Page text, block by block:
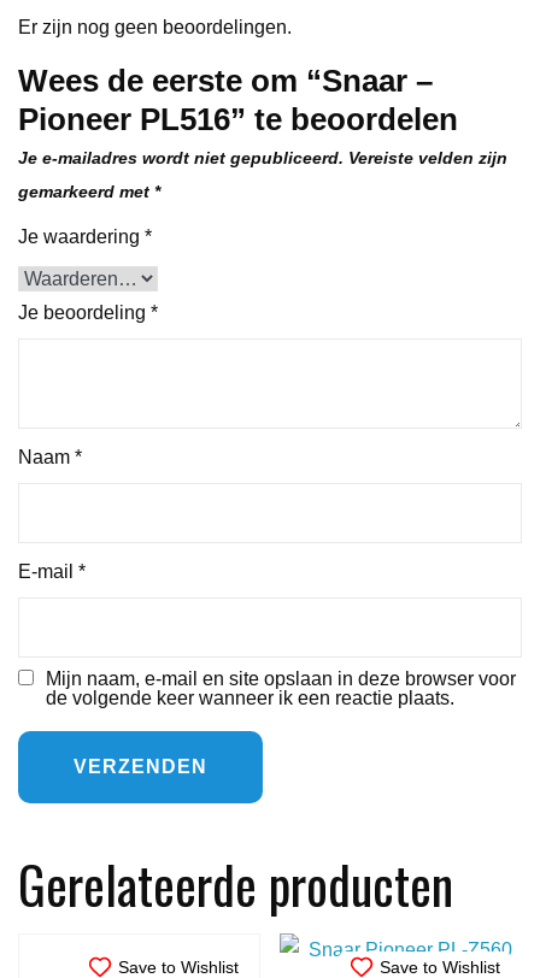
Er zijn nog geen beoordelingen.
Wees de eerste om “Snaar –
Pioneer PL516” te beoordelen
Je e-mailadres wordt niet gepubliceerd. Vereiste velden zijn
gemarkeerd met *
Je waardering *
Je beoordeling *
Naam *
E-mail *
Mijn naam, e-mail en site opslaan in deze browser voor
de volgende keer wanneer ik een reactie plaats.
Gerelateerde producten
Save to Wishlist Save to Wishlist